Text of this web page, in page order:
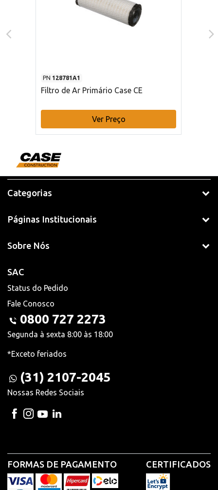
PN 128781A1
Filtro de Ar Primário Case CE
Ver Preço
Categorias
Páginas Institucionais
Sobre Nós
SAC
Status do Pedido
Fale Conosco
0800 727 2273
Segunda à sexta 8:00 às 18:00
*Exceto feriados
(31) 2107-2045
Nossas Redes Sociais
FORMAS DE PAGAMENTO CERTIFICADOS